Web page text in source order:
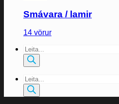
Smávara / lamir
14 vörur
Products
search
Products
search